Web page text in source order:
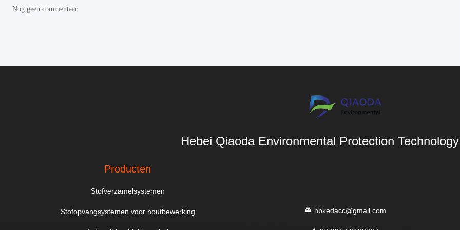
Nog geen commentaar
Hebei Qiaoda Environmental Protection Technology
Producten
Stofverzamelsystemen
Stofopvangsystemen voor houtbewerking hbkedacc@gmail.com